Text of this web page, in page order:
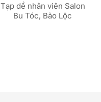
Tạp dề nhân viên Salon
Bu Tóc, Bảo Lộc